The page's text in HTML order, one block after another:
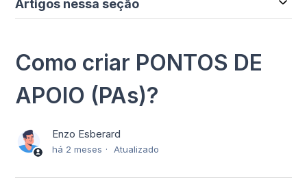
Artigos nessa seção
Como criar PONTOS DE
APOIO (PAs)?
Enzo Esberard
há 2 meses Atualizado